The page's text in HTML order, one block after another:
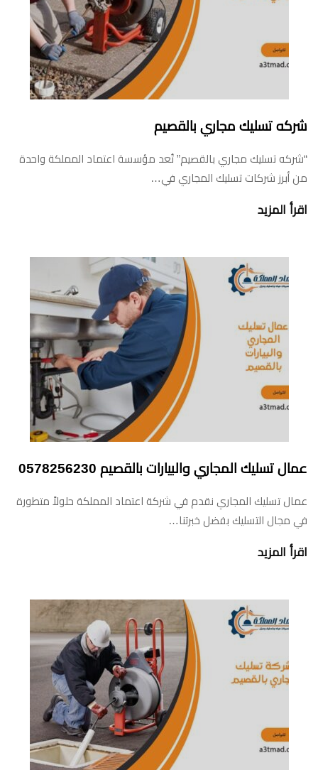
شركه تسليك مجاري بالقصيم
“شركه تسليك مجاري بالقصيم” تُعد مؤسسة اعتماد المملكة واحدة
من أبرز شركات تسليك المجاري في…
اقرأ المزيد
عمال تسليك المجاري والبيارات بالقصيم 0578256230
عمال تسليك المجاري نقدم في شركة اعتماد المملكة حلولاً متطورة
في مجال التسليك بفضل خبرتنا…
اقرأ المزيد